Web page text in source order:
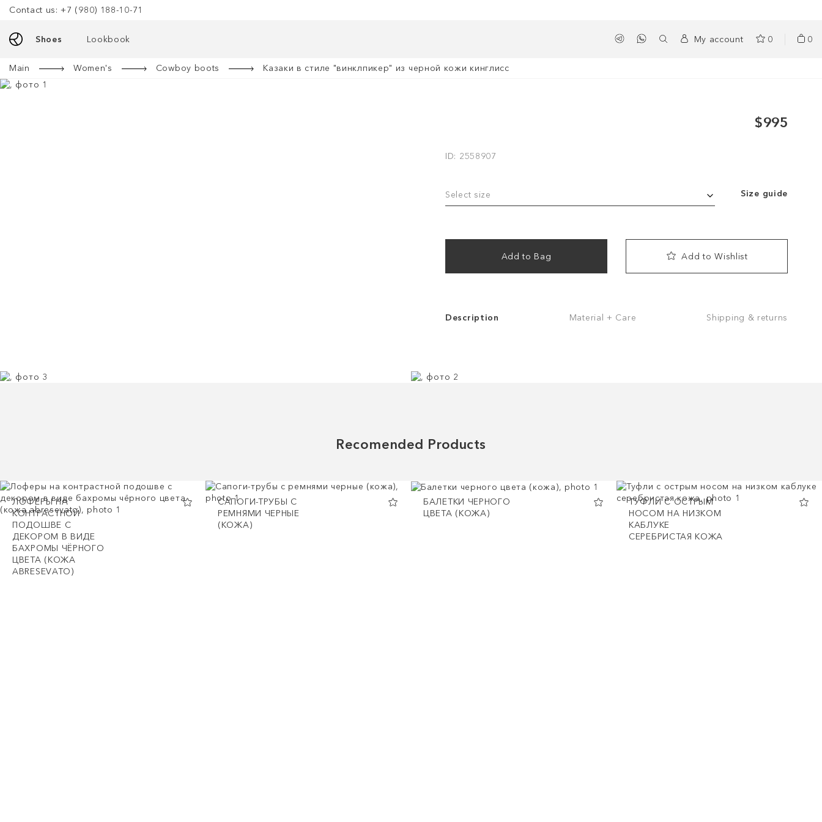
Contact us: +7 (980) 188-10-71
Shoes Lookbook My account 0 0
Main Women's Cowboy boots Казаки в стиле "винклпикер" из черной кожи кинглисс
$995
ID: 2558907
Select size Size guide
Add to Bag Add to Wishlist
Description Material + Care Shipping & returns
Recomended Products
ЛОФЕРЫ НА
КОНТРАСТНОЙ
ПОДОШВЕ С
ДЕКОРОМ В ВИДЕ
БАХРОМЫ ЧЁРНОГО
ЦВЕТА (КОЖА
ABRESEVATO)
САПОГИ-ТРУБЫ С
РЕМНЯМИ ЧЕРНЫЕ
(КОЖА)
БАЛЕТКИ ЧЕРНОГО
ЦВЕТА (КОЖА)
ТУФЛИ С ОСТРЫМ
НОСОМ НА НИЗКОМ
КАБЛУКЕ
СЕРЕБРИСТАЯ КОЖА